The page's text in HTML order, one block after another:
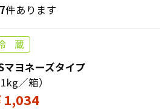
件あります
マヨネーズタイプ
1kg／箱）
1,034